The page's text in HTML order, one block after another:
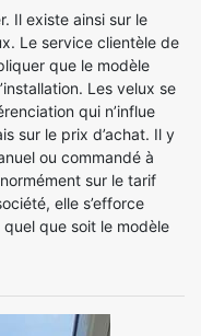
Il existe ainsi sur le
Le service clientèle de
que le modèle
Les velux se
qui n’influe
sur le prix d’achat. Il y
ou commandé à
sur le tarif
elle s’efforce
que soit le modèle